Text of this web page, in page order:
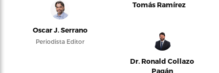
Oscar J. Serrano
Periodista Editor
Tomás Ramírez
Dr. Ronald Collazo
Pagán